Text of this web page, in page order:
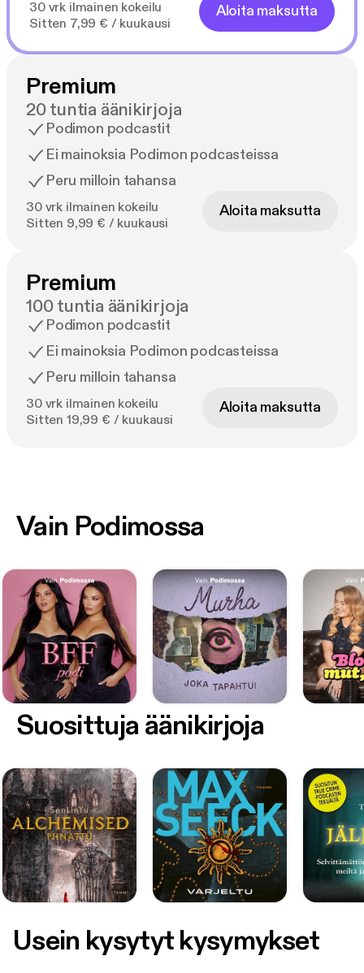
30 vrk ilmainen kokeilu
Sitten 7,99 € / kuukausi
Aloita maksutta
Premium
20 tuntia äänikirjoja
Podimon podcastit
Ei mainoksia Podimon podcasteissa
Peru milloin tahansa
30 vrk ilmainen kokeilu
Sitten 9,99 € / kuukausi
Aloita maksutta
Premium
100 tuntia äänikirjoja
Podimon podcastit
Ei mainoksia Podimon podcasteissa
Peru milloin tahansa
30 vrk ilmainen kokeilu
Sitten 19,99 € / kuukausi
Aloita maksutta
Vain Podimossa
Suosittuja äänikirjoja
Usein kysytyt kysymykset